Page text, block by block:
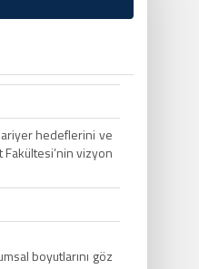
hedeflerini ve
vizyon
boyutlarını göz